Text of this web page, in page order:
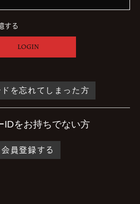
する
LOGIN
を忘れてしまった方
IDをお持ちでない方
会員登録する